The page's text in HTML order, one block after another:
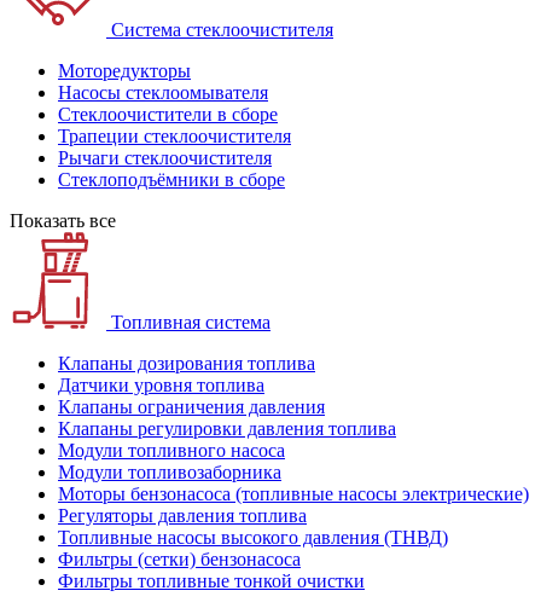
Система стеклоочистителя
Моторедукторы
Насосы стеклоомывателя
Стеклоочистители в сборе
Трапеции стеклоочистителя
Рычаги стеклоочистителя
Стеклоподъёмники в сборе
Показать все
Топливная система
Клапаны дозирования топлива
Датчики уровня топлива
Клапаны ограничения давления
Клапаны регулировки давления топлива
Модули топливного насоса
Модули топливозаборника
Моторы бензонасоса (топливные насосы электрические)
Регуляторы давления топлива
Топливные насосы высокого давления (ТНВД)
Фильтры (сетки) бензонасоса
Фильтры топливные тонкой очистки